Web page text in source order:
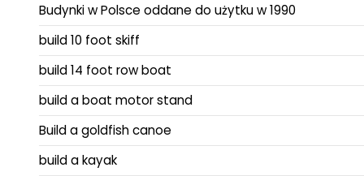
Budynki w Polsce oddane do użytku w 1990
build 10 foot skiff
build 14 foot row boat
build a boat motor stand
Build a goldfish canoe
build a kayak